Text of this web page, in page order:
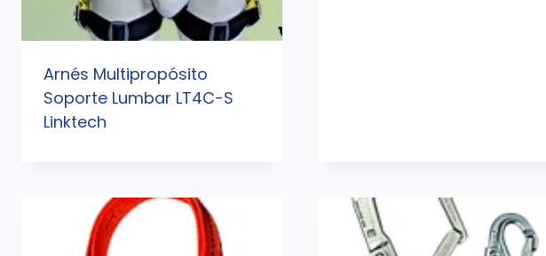
Arnés Multipropósito
Soporte Lumbar LT4C-S
Linktech